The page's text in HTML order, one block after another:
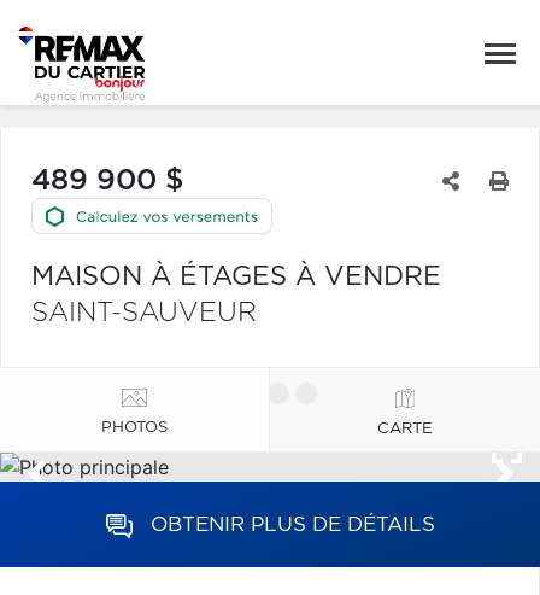
489 900 $
MAISON À ÉTAGES À VENDRE
SAINT-SAUVEUR
PHOTOS CARTE
OBTENIR PLUS DE DÉTAILS